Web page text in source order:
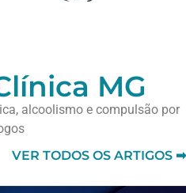
MG
alcoolismo e compulsão por
VER TODOS OS ARTIGOS ➡